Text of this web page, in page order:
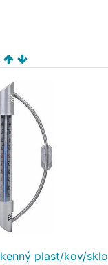
plast/kov/sklo